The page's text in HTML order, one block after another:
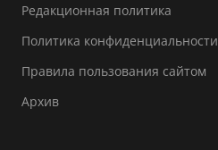
Редакционная политика
Политика конфиденциальности
Правила пользования сайтом
Архив